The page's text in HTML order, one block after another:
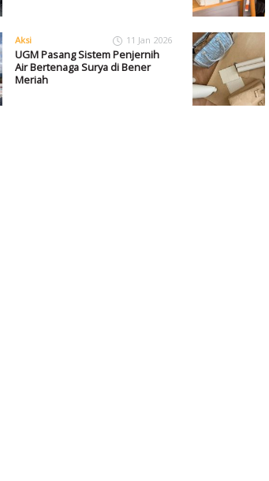
Aksi 11 Jan 2026
UGM Pasang Sistem Penjernih
Air Bertenaga Surya di Bener
Meriah